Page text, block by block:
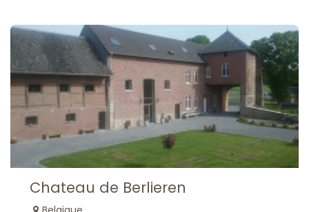
Chateau de Berlieren